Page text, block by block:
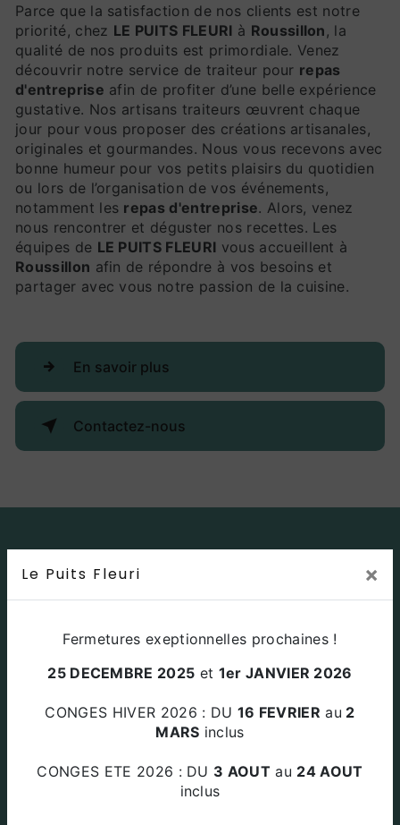
Le Puits Fleuri ×
Fermetures exeptionnelles prochaines !
25 DECEMBRE 2025 et 1er JANVIER 2026
CONGES HIVER 2026 : DU 16 FEVRIER au 2
MARS inclus
CONGES ETE 2026 : DU 3 AOUT au 24 AOUT
inclus
Parce que la satisfaction de nos clients est notre
priorité, chez LE PUITS FLEURI à Roussillon , la
qualité de nos produits est primordiale. Venez
découvrir notre service de traiteur pour repas
d'entreprise afin de profiter d’une belle expérience
gustative. Nos artisans traiteurs œuvrent chaque
jour pour vous proposer des créations artisanales,
originales et gourmandes. Nous vous recevons avec
bonne humeur pour vos petits plaisirs du quotidien
ou lors de l’organisation de vos événements,
notamment les repas d'entreprise. Alors, venez
nous rencontrer et déguster nos recettes. Les
équipes de LE PUITS FLEURI vous accueillent à
Roussillon afin de répondre à vos besoins et
partager avec vous notre passion de la cuisine.
En savoir plus
Contactez-nous
Za Le Plan Des Amandiers 84220
BEAUMETTES